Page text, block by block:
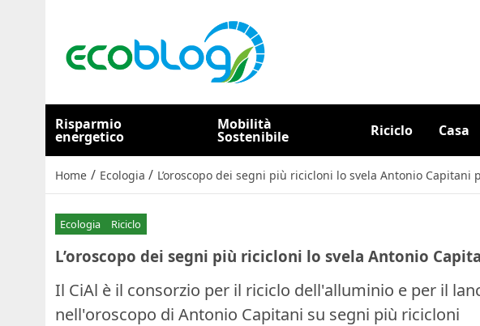
Risparmio
energetico
Mobilità
Sostenibile Riciclo Casa
Home / Ecologia / L’oroscopo dei segni più ricicloni lo svela Antonio Capitani
Ecologia Riciclo
L’oroscopo dei segni più ricicloni lo svela Antonio
Il CiAl è il consorzio per il riciclo dell'alluminio e per il
nell'oroscopo di Antonio Capitani su segni più ricicloni